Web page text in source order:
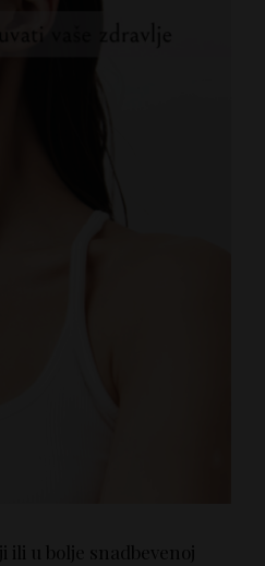
ili u bolje snadbevenoj